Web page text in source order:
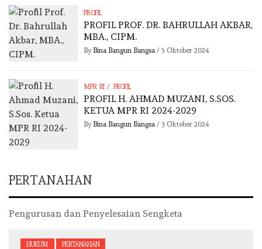
PROFIL
PROFIL PROF. DR. BAHRULLAH AKBAR,
MBA., CIPM.
By Bina Bangun Bangsa / 5 Oktober 2024
MPR RI / PROFIL
PROFIL H. AHMAD MUZANI, S.SOS.
KETUA MPR RI 2024-2029
By Bina Bangun Bangsa / 3 Oktober 2024
PERTANAHAN
Pengurusan dan Penyelesaian Sengketa
HUKUM PERTANAHAN